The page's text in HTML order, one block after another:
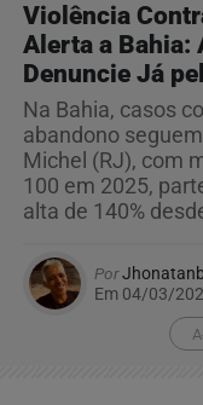
Violência
Alerta a Bahia:
Denuncie Já
Na Bahia, casos
abandono
Michel (RJ), com
100 em 2025,
alta de 140%
Por
Em 04/03/